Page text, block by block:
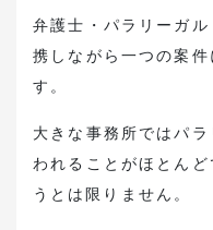
弁護士・パラリーガ
携しながら一つの案
す。
大きな事務所ではパ
われることがほとん
うとは限りません。